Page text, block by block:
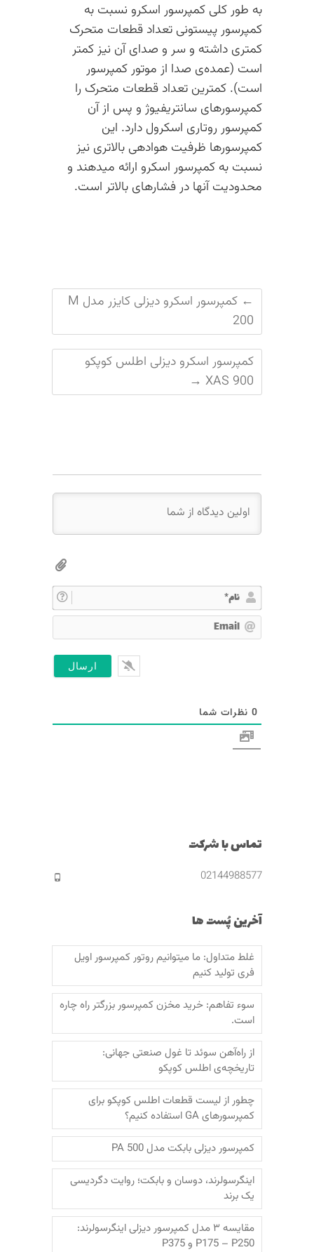
به طور کلی کمپرسور اسکرو نسبت به
کمپرسور پیستونی تعداد قطعات متحرک
کمتری داشته و سر و صدای آن نیز کمتر
است (عمده‌ی صدا از موتور کمپرسور
است). کمترین تعداد قطعات متحرک را
کمپرسورهای سانتریفیوژ و پس از آن
کمپرسور روتاری اسکرول دارد. این
کمپرسورها ظرفیت هوادهی بالاتری نیز
نسبت به کمپرسور اسکرو ارائه میدهند و
محدودیت آنها در فشارهای بالاتر است.
←
کمپرسور اسکرو دیزلی کایزر مدل M
200
کمپرسور اسکرو دیزلی اطلس کوپکو
XAS 900
→
ا
مm
0 نظرات شما
تماس با شرکت
02144988577
آخرین پُست ها
غلط متداول: ما میتوانیم روتور کمپرسور اویل
فری تولید کنیم
سوء تفاهم: خرید مخزن کمپرسور بزرگتر راه چاره
است.
از راه‌آهن سوئد تا غول صنعتی جهانی:
تاریخچه‌ی اطلس کوپکو
چطور از لیست قطعات اطلس کوپکو برای
کمپرسورهای GA استفاده کنیم؟
کمپرسور دیزلی بابکت مدل PA 500
اینگرسولرند، دوسان و بابکت؛‌ روایت دگردیسی
یک برند
مقایسه ۳ مدل کمپرسور دیزلی اینگرسولرند:
P175 – P250 و P375